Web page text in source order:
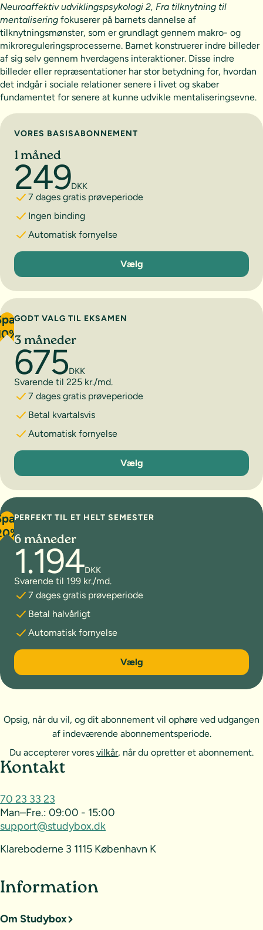
Neuroaffektiv udviklingspsykologi 2, Fra tilknytning til
mentalisering fokuserer på barnets dannelse af
tilknytningsmønster, som er grundlagt gennem makro- og
mikroreguleringsprocesserne. Barnet konstruerer indre billeder
af sig selv gennem hverdagens interaktioner. Disse indre
billeder eller repræsentationer har stor betydning for, hvordan
det indgår i sociale relationer senere i livet og skaber
fundamentet for senere at kunne udvikle mentaliseringsevne.
Vælg abonnement
VORES BASISABONNEMENT
1 måned
249DKK
7 dages gratis prøveperiode
Ingen binding
Automatisk fornyelse
1 måned
Vælg
GODT VALG TIL EKSAMEN
3 måneder
675DKK
Svarende til 225 kr./md.
7 dages gratis prøveperiode
Betal kvartalsvis
Automatisk fornyelse
3 måneder
Vælg
PERFEKT TIL ET HELT SEMESTER
6 måneder
1.194DKK
Svarende til 199 kr./md.
7 dages gratis prøveperiode
Betal halvårligt
Automatisk fornyelse
6 måneder
Vælg
Opsig, når du vil, og dit abonnement vil ophøre ved udgangen
af indeværende abonnementsperiode.
Du accepterer vores vilkår, når du opretter et abonnement.
Sideoversigt og kontakt
Kontakt
70 23 33 23
Man–Fre.: 09:00 - 15:00
support@studybox.dk
Klareboderne 3 1115 København K
Information
Om Studybox